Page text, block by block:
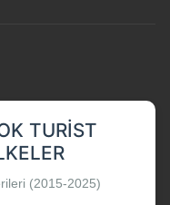
TURIST
(2015-2025)